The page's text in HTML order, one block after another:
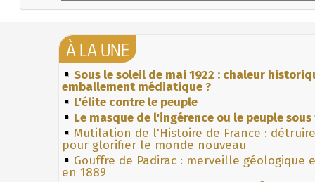
À LA UNE
Sous le soleil de mai 1922 : chaleur
emballement médiatique ?
L'élite contre le peuple
Le masque de l'ingérence ou le peuple
Mutilation de l'Histoire de France :
pour glorifier le monde nouveau
Gouffre de Padirac : merveille géologique
en 1889